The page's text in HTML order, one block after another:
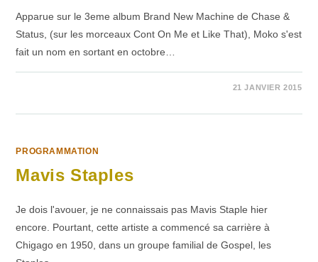
Apparue sur le 3eme album Brand New Machine de Chase &
Status, (sur les morceaux Cont On Me et Like That), Moko s'est
fait un nom en sortant en octobre…
21 JANVIER 2015
PROGRAMMATION
Mavis Staples
Je dois l'avouer, je ne connaissais pas Mavis Staple hier
encore. Pourtant, cette artiste a commencé sa carrière à
Chigago en 1950, dans un groupe familial de Gospel, les